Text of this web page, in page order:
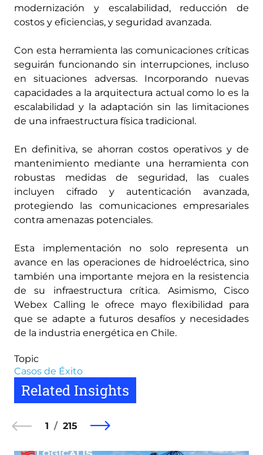
modernización y escalabilidad, reducción de
costos y eficiencias, y seguridad avanzada.
Con esta herramienta las comunicaciones críticas
seguirán funcionando sin interrupciones, incluso
en situaciones adversas. Incorporando nuevas
capacidades a la arquitectura actual como lo es la
escalabilidad y la adaptación sin las limitaciones
de una infraestructura física tradicional.
En definitiva, se ahorran costos operativos y de
mantenimiento mediante una herramienta con
robustas medidas de seguridad, las cuales
incluyen cifrado y autenticación avanzada,
protegiendo las comunicaciones empresariales
contra amenazas potenciales.
Esta implementación no solo representa un
avance en las operaciones de hidroeléctrica, sino
también una importante mejora en la resistencia
de su infraestructura crítica. Asimismo, Cisco
Webex Calling le ofrece mayo flexibilidad para
que se adapte a futuros desafíos y necesidades
de la industria energética en Chile.
Topic
Casos de Éxito
Related Insights
1 215